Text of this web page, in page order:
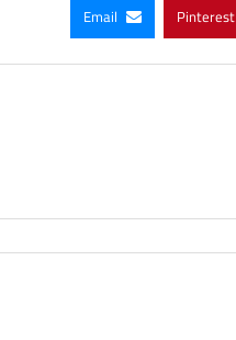
Pinterest
Email